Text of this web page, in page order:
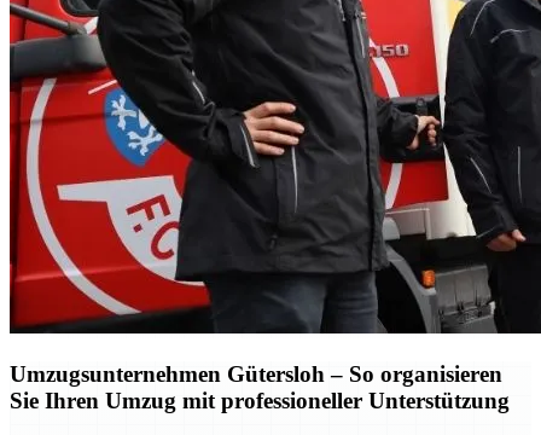
Umzugsunternehmen Gütersloh – So organisieren
Sie Ihren Umzug mit professioneller Unterstützung